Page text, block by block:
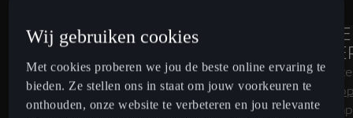
WAT IS EEN SOFTWARE-
UPDATE?
Van het motormanagement tot het
infotainmentsysteem: jouw CUPRA
bevat veel verschillende software. Er
Om
CUPRA
moet de
Wij gebruiken cookies
Met cookies proberen we jou de beste online ervaring te
bieden. Ze stellen ons in staat om jouw voorkeuren te
onthouden, onze website te verbeteren en jou relevante